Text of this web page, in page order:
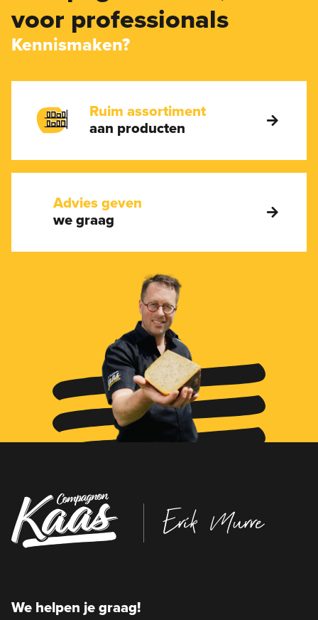
voor professionals
Kennismaken?
Ruim assortiment
aan producten
Advies geven
we graag
Erik Murre
We helpen je graag!